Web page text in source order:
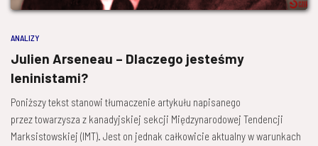
ANALIZY
Julien Arseneau – Dlaczego jesteśmy
leninistami?
Poniższy tekst stanowi tłumaczenie artykułu napisanego
przez towarzysza z kanadyjskiej sekcji Międzynarodowej Tendencji
Marksistowskiej (IMT). Jest on jednak całkowicie aktualny w warunkach